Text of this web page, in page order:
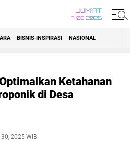
JUM'AT
7 08 2026
BISNIS-INSPIRASI NASIONAL
Ketahanan
di Desa
2025 WIB